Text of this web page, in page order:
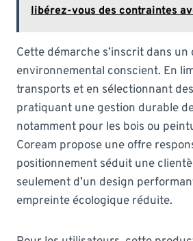
libérez-vous des contraintes
Cette démarche s’inscrit dans un
environnemental conscient. En
transports et en sélectionnant
pratiquant une gestion durable
notamment pour les bois ou
Coream propose une offre
positionnement séduit une
seulement d’un design
empreinte écologique réduite.